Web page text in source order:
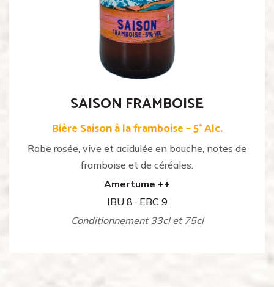
SAISON FRAMBOISE
Bière Saison à la framboise – 5° Alc.
Robe rosée, vive et acidulée en bouche, notes de
framboise et de céréales.
Amertume ++
IBU 8 · EBC 9
Conditionnement 33cl et 75cl